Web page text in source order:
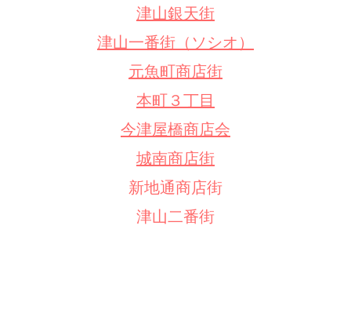
津山銀天街
津山一番街（ソシオ）
元魚町商店街
本町３丁目
今津屋橋商店会
城南商店街
新地通商店街
津山二番街